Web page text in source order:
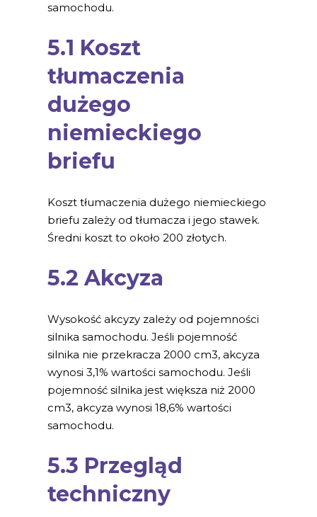
samochodu.
5.1 Koszt
tłumaczenia
dużego
niemieckiego
briefu
Koszt tłumaczenia dużego niemieckiego
briefu zależy od tłumacza i jego stawek.
Średni koszt to około 200 złotych.
5.2 Akcyza
Wysokość akcyzy zależy od pojemności
silnika samochodu. Jeśli pojemność
silnika nie przekracza 2000 cm3, akcyza
wynosi 3,1% wartości samochodu. Jeśli
pojemność silnika jest większa niż 2000
cm3, akcyza wynosi 18,6% wartości
samochodu.
5.3 Przegląd
techniczny